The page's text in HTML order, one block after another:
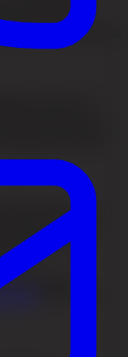
vara tålmodig
kommer håret
tjocklek och struktur.
att hantera och
tillstånd som
av stress. Det
belastning som
sig.
bakom ditt